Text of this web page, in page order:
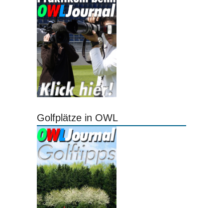
Golfplätze in OWL